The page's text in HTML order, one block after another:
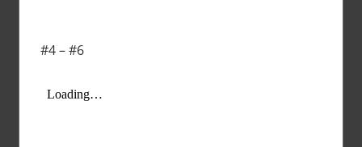
#4 – #6